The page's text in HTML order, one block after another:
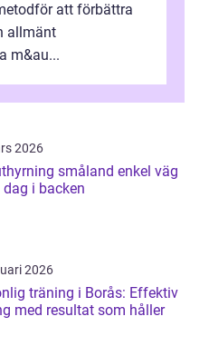
att förbättra
allmänt
m&au...
2026
småland enkel väg
i backen
2026
träning i Borås: Effektiv
med resultat som håller